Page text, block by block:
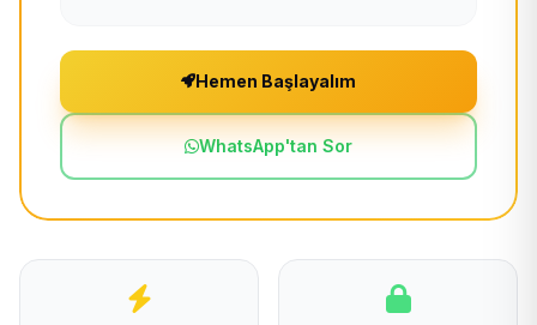
Hemen Başlayalım
WhatsApp'tan Sor